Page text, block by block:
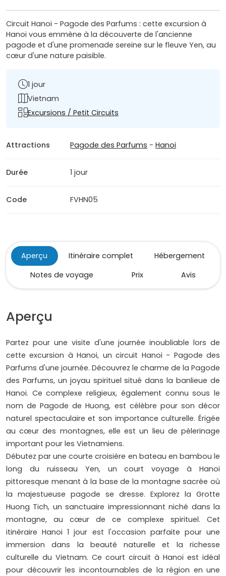
Circuit Hanoi - Pagode des Parfums : cette excursion à
Hanoi vous emmène à la découverte de l'ancienne
pagode et d'une promenade sereine sur le fleuve Yen, au
cœur d'une nature paisible.
1 jour
Vietnam
Excursions / Petit Circuits
Attractions Pagode des Parfums -Hanoi
Durée 1 jour
Code FVHN05
Aperçu Itinéraire complet
Hébergement
Notes de voyage
Prix Avis
Aperçu
Partez pour une visite d'une journée inoubliable lors de
cette excursion à Hanoi, un circuit Hanoi - Pagode des
Parfums d'une journée. Découvrez le charme de la Pagode
des Parfums, un joyau spirituel situé dans la banlieue de
Hanoi. Ce complexe religieux, également connu sous le
nom de Pagode de Huong, est célèbre pour son décor
naturel spectaculaire et son importance culturelle. Érigée
au cœur des montagnes, elle est un lieu de pèlerinage
important pour les Vietnamiens.
Débutez par une courte croisière en bateau en bambou le
long du ruisseau Yen, un court voyage à Hanoi
pittoresque menant à la base de la montagne sacrée où
la majestueuse pagode se dresse. Explorez la Grotte
Huong Tich, un sanctuaire impressionnant niché dans la
montagne, au cœur de ce complexe spirituel. Cet
itinéraire Hanoi 1 jour est l'occasion parfaite pour une
immersion dans la beauté naturelle et la richesse
culturelle du Vietnam. Ce court circuit à Hanoi est idéal
pour découvrir les incontournables de la région en une